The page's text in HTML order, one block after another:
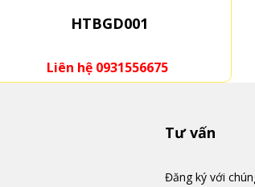
Liên hệ
Tư vấn
Đăng ký với